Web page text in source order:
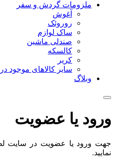
ملزومات گردش و سفر
آغوش
روروئک
ساک لوازم
صندلی ماشین
کالسکه
کریر
سایر کالاهای موجود
وبلاگ
ورود یا عضویت
جهت ورود یا عضویت در سایت
نمایید.